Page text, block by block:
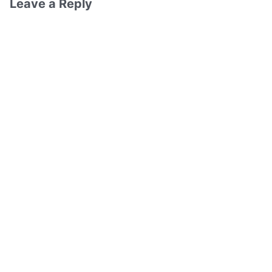
Leave a Reply